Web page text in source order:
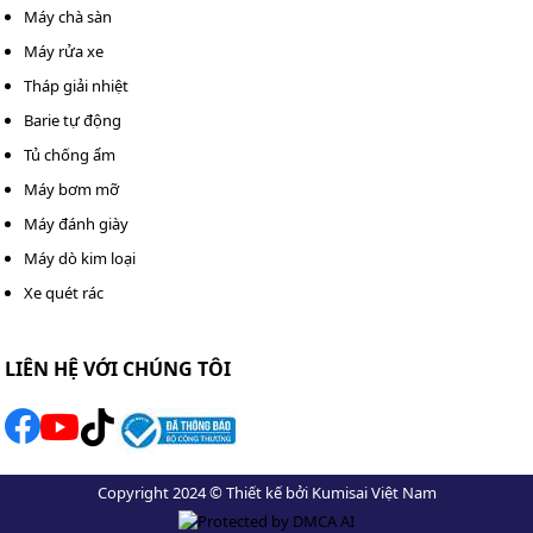
cao và độ đàn hồi tốt.
Nên chọn dây đai tháp giải nhiệt làm từ chất liệu cao cấp
Lựa chọn kích thước dây đai phù hợp với model tháp
Máy chà sàn
Máy rửa xe
Tháp giải nhiệt
Barie tự động
Tủ chống ẩm
Máy bơm mỡ
Máy đánh giày
Máy dò kim loại
Xe quét rác
LIÊN HỆ VỚI CHÚNG TÔI
Copyright 2024 © Thiết kế bởi Kumisai Việt Nam